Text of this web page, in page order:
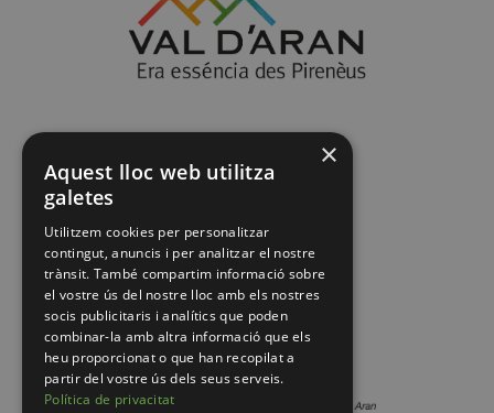
×
Aquest lloc web utilitza
galetes
Utilitzem cookies per personalitzar
contingut, anuncis i per analitzar el nostre
trànsit. També compartim informació sobre
el vostre ús del nostre lloc amb els nostres
socis publicitaris i analítics que poden
combinar-la amb altra informació que els
heu proporcionat o que han recopilat a
partir del vostre ús dels seus serveis.
Política de privacitat